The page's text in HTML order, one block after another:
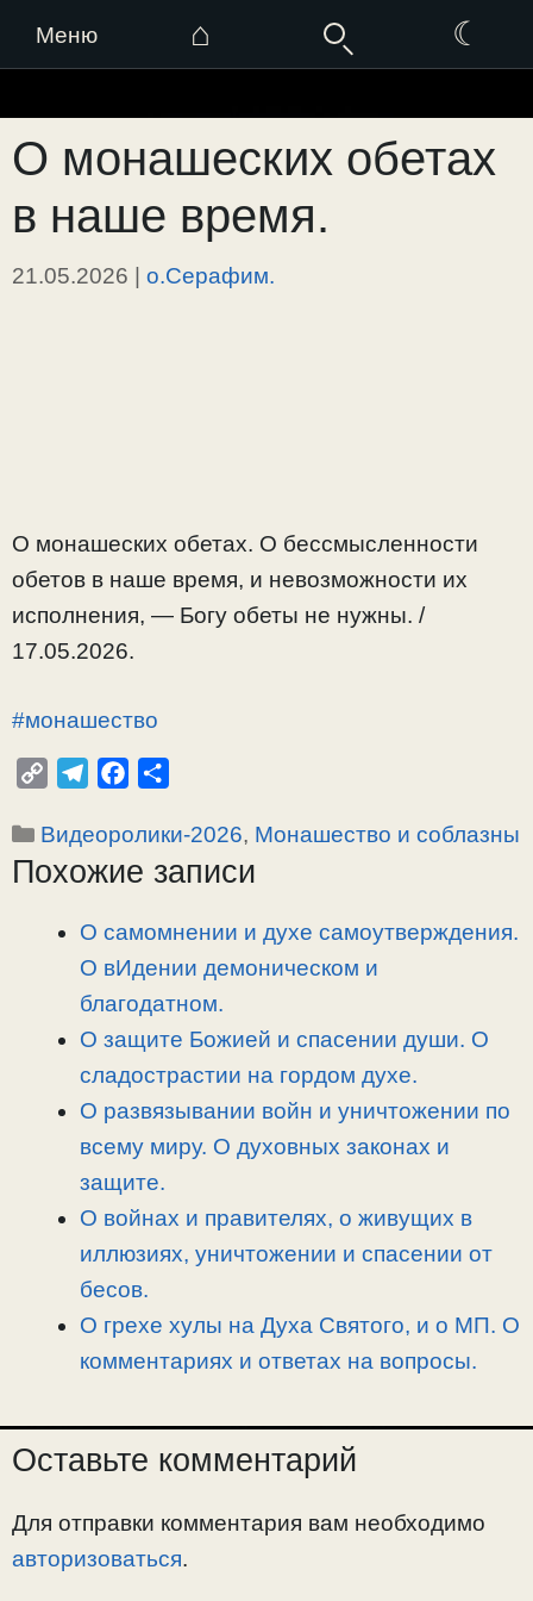
Меню ⌂ ☾
к
содержимому
О монашеских обетах
в наше время.
21.05.2026 | о.Серафим.
О монашеских обетах. О бессмысленности
обетов в наше время, и невозможности их
исполнения, — Богу обеты не нужны. /
17.05.2026.
#монашество
p
y
l
e
r
a
c
e
o
o
п
р
в
Рубрики
Видеоролики-2026, Монашество и соблазны
Похожие записи
О самомнении и духе самоутверждения.
О вИдении демоническом и
благодатном.
О защите Божией и спасении души. О
сладострастии на гордом духе.
О развязывании войн и уничтожении по
всему миру. О духовных законах и
защите.
О войнах и правителях, о живущих в
иллюзиях, уничтожении и спасении от
бесов.
О грехе хулы на Духа Святого, и о МП. О
комментариях и ответах на вопросы.
Оставьте комментарий
Для отправки комментария вам необходимо
авторизоваться.